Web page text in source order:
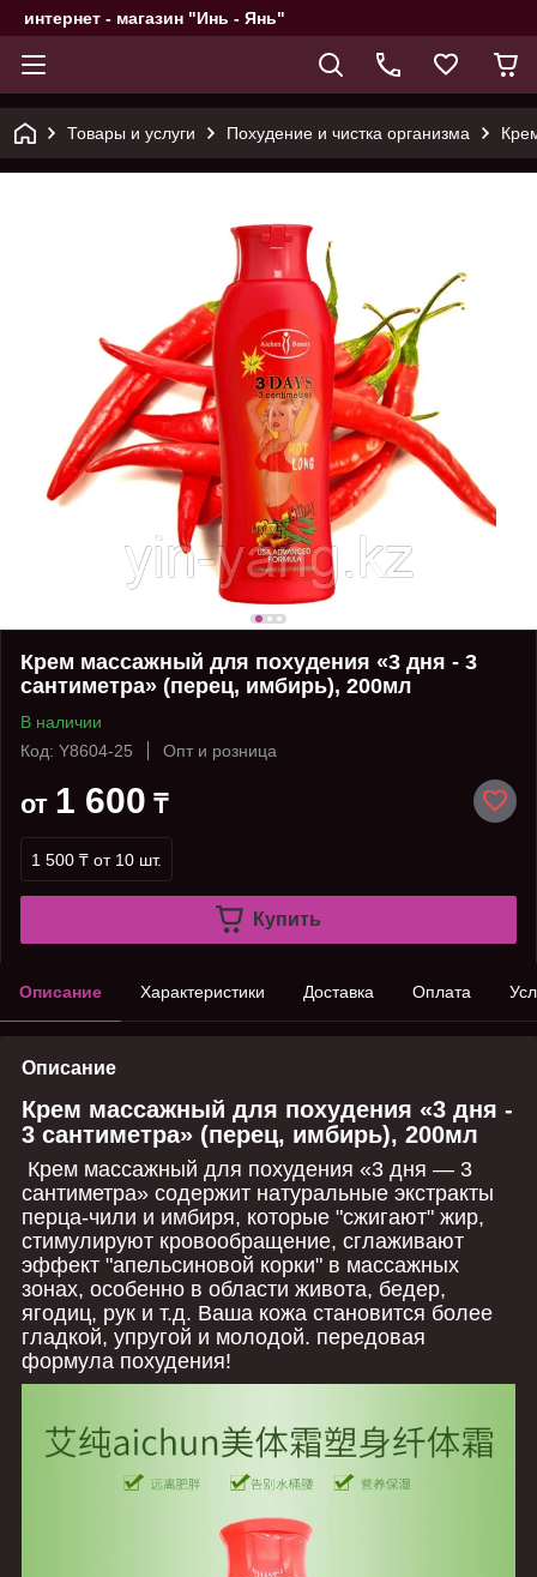
интернет - магазин "Инь - Янь"
Товары и услуги Похудение и чистка организма
Крем массажный для похудения «3 дня - 3
сантиметра» (перец, имбирь), 200мл
В наличии
Код: Y8604-25
Опт и розница
от 1 600 ₸
1 500 ₸ от 10 шт.
Купить
Описание Характеристики Доставка Оплата
Описание
Крем массажный для похудения «3 дня -
3 сантиметра» (перец, имбирь), 200мл
Крем массажный для похудения «3 дня ― 3
сантиметра» содержит натуральные экстракты
перца-чили и имбиря, которые "сжигают" жир,
стимулируют кровообращение, сглаживают
эффект "апельсиновой корки" в массажных
зонах, особенно в области живота, бедер,
ягодиц, рук и т.д. Ваша кожа становится более
гладкой, упругой и молодой. передовая
формула похудения!